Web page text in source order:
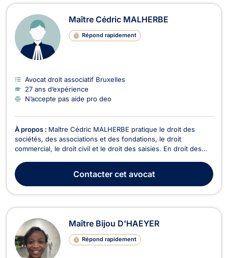
Maître Cédric MALHERBE
Répond rapidement
Avocat droit associatif Bruxelles
27 ans d’expérience
N’accepte pas aide pro deo
À propos : Maître Cédric MALHERBE pratique le droit des
sociétés, des associations et des fondations, le droit
commercial, le droit civil et le droit des saisies. En droit des
constitution de sociétés, concernant le respect de leurs
obligations légales et statutaires, à l’occasi...
Contactercet avocat
Maître Bijou D'HAEYER
Répond rapidement